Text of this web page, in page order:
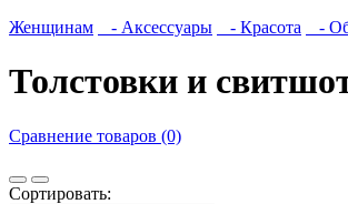
Женщинам
- Аксессуары - Красота -
Толстовки и
Сравнение товаров (0)
Сортировать: